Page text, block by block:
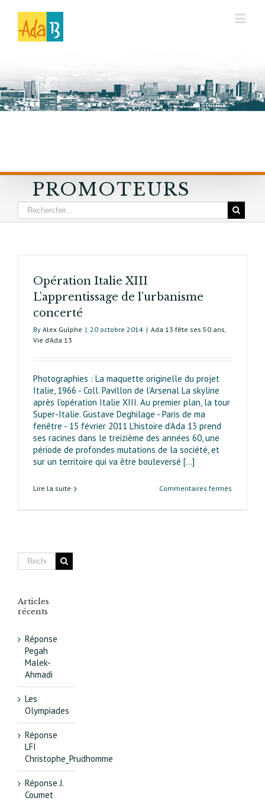
PROMOTEURS
Opération Italie XIII
L’apprentissage de l’urbanisme
concerté
By Alex Gulphe | 20 octobre 2014 | Ada 13 fête ses 50 ans,
Vie d’Ada 13
Photographies : La maquette originelle du projet
Italie, 1966 - Coll. Pavillon de l’Arsenal La skyline
après l’opération Italie XIII. Au premier plan, la tour
Super-Italie. Gustave Deghilage - Paris de ma
fenêtre - 15 février 2011 L’histoire d’Ada 13 prend
ses racines dans le treizième des années 60, une
période de profondes mutations de la société, et
sur un territoire qui va être bouleversé [...]
Lire la suite Commentaires fermés
Articles
récents
Réponse
Pegah
Malek-
Ahmadi
Les
Olympiades
Réponse
LFI
Christophe_Prudhomme
Réponse J.
Coumet